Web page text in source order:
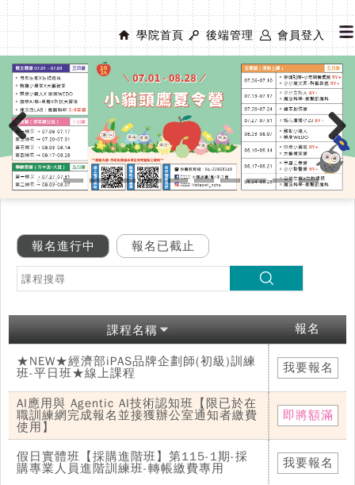
學院首頁 後端管理 會員登入
Previous Next
報名進行中 報名已截止
課程名稱 報名
★NEW★經濟部iPAS品牌企劃師(初級)訓練
班-平日班★線上課程
我要報名
AI應用與 Agentic AI技術認知班【限已於在
職訓練網完成報名並接獲辦公室通知者繳費
使用】
即將額滿
假日實體班【採購進階班】第115-1期-採
購專業人員進階訓練班-轉帳繳費專用
我要報名